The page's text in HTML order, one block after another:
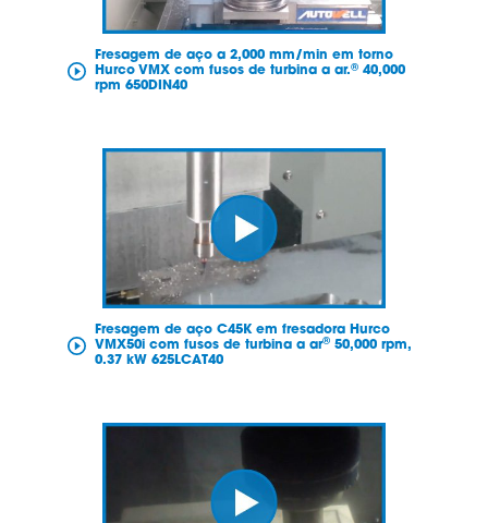
Fresagem de aço a 2,000 mm/min em torno
Hurco VMX com fusos de turbina a ar.®40,000
rpm 650DIN40
Fresagem de aço C45K em fresadora Hurco
VMX50i com fusos de turbina a ar®50,000 rpm,
0.37 kW 625LCAT40